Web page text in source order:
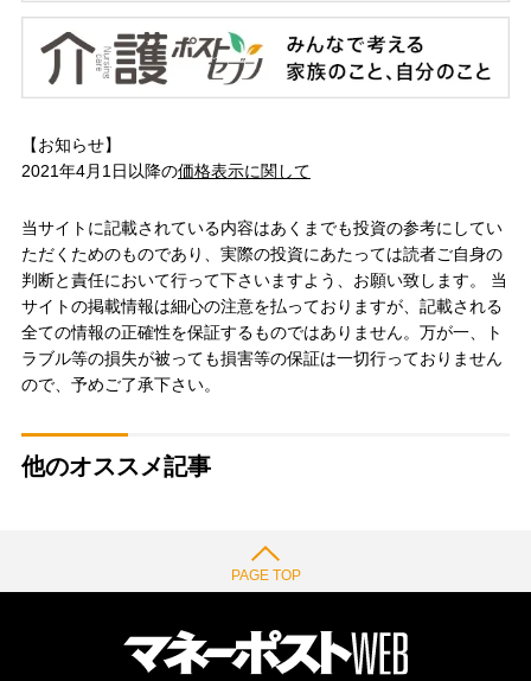
【お知らせ】
2021年4月1日以降の価格表示に関して
当サイトに記載されている内容はあくまでも投資の参考にしてい
ただくためのものであり、実際の投資にあたっては読者ご自身の
判断と責任において行って下さいますよう、お願い致します。 当
サイトの掲載情報は細心の注意を払っておりますが、記載される
全ての情報の正確性を保証するものではありません。万が一、ト
ラブル等の損失が被っても損害等の保証は一切行っておりません
ので、予めご了承下さい。
他のオススメ記事
PAGE TOP